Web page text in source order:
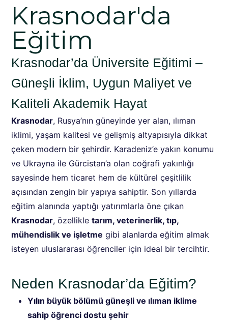
Krasnodar'da
Eğitim
Krasnodar’da Üniversite Eğitimi –
Güneşli İklim, Uygun Maliyet ve
Kaliteli Akademik Hayat
Krasnodar, Rusya’nın güneyinde yer alan, ılıman
iklimi, yaşam kalitesi ve gelişmiş altyapısıyla dikkat
çeken modern bir şehirdir. Karadeniz’e yakın konumu
ve Ukrayna ile Gürcistan’a olan coğrafi yakınlığı
sayesinde hem ticaret hem de kültürel çeşitlilik
açısından zengin bir yapıya sahiptir. Son yıllarda
eğitim alanında yaptığı yatırımlarla öne çıkan
Krasnodar, özellikle tarım, veterinerlik, tıp,
mühendislik ve işletme gibi alanlarda eğitim almak
isteyen uluslararası öğrenciler için ideal bir tercihtir.
Neden Krasnodar’da Eğitim?
Yılın büyük bölümü güneşli ve ılıman iklime
sahip öğrenci dostu şehir